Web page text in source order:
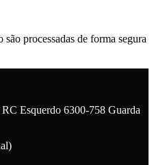
processadas de forma segura
Esquerdo 6300-758 Guarda